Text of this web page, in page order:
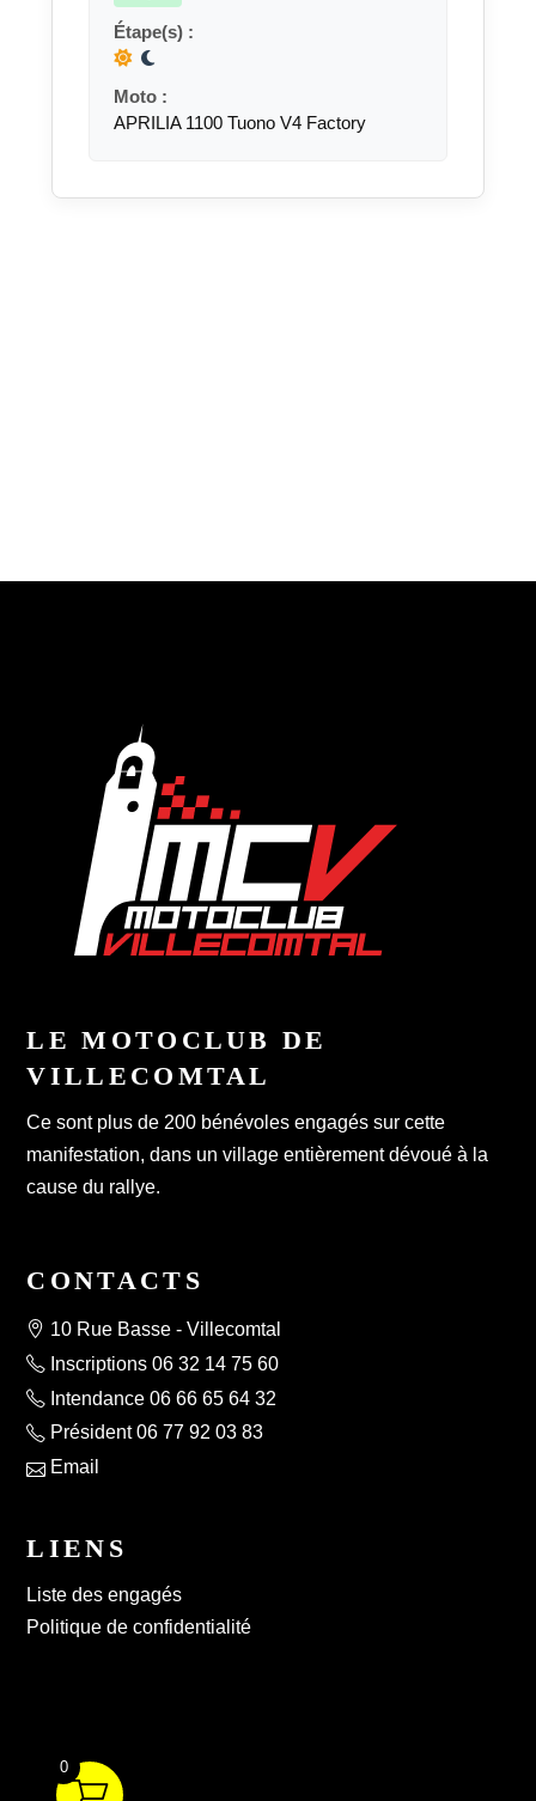
Étape(s) :
Moto :
APRILIA 1100 Tuono V4 Factory
LE MOTOCLUB DE
VILLECOMTAL
Ce sont plus de 200 bénévoles engagés sur cette
manifestation, dans un village entièrement dévoué à la
cause du rallye.
CONTACTS
10 Rue Basse - Villecomtal
Inscriptions 06 32 14 75 60
Intendance 06 66 65 64 32
Président 06 77 92 03 83
Email
LIENS
Liste des engagés
Politique de confidentialité
0